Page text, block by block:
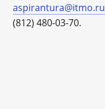
aspirantura@itmo.ru
(812) 480-03-70.